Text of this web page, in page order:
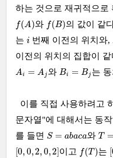
하는 것으로 재귀적으로
f(A)
(A ) 와 f(B)
(B) 의 값이 같
는 ii 번째 이전의 위치와,
이전의 위치의 집합이
Ai = A j
A 와 Bi = Bj
Bi 는
이를 직접 사용하려고
문자열"에 대해서는 동
를 들면 S = abaca
S= c 와T =
T=
[0,0,2,0,2]
[0 0, 2, ,2 ] 이고 f(T)
f(T) 는 [
[